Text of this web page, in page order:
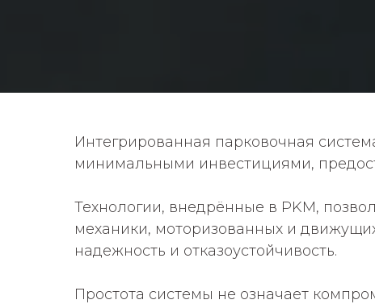
Интегрированная парковочная
минимальными инвестициями,
Технологии, внедрённые в PKM,
механики, моторизованных и
надежность и отказоустойчивость.
Простота системы не означает